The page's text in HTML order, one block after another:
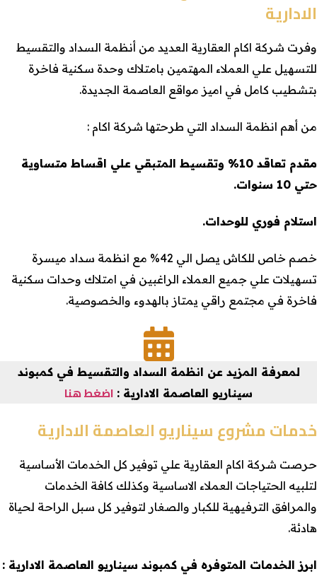
الادارية
وفرت شركة اكام العقارية العديد من أنظمة السداد والتقسيط
للتسهيل علي العملاء المهتمين بامتلاك وحدة سكنية فاخرة
بتشطيب كامل في اميز مواقع العاصمة الجديدة.
من أهم انظمة السداد التي طرحتها شركة اكام :
مقدم تعاقد 10% وتقسيط المتبقي علي اقساط متساوية
حتي 10 سنوات.
استلام فوري للوحدات.
خصم خاص للكاش يصل الي 42% مع انظمة سداد ميسرة
تسهيلات علي جميع العملاء الراغبين في امتلاك وحدات سكنية
فاخرة في مجتمع راقي يمتاز بالهدوء والخصوصية.
لمعرفة المزيد عن انظمة السداد والتقسيط في كمبوند
سيناريو العاصمة الادارية : اضغط هنا
خدمات مشروع سيناريو العاصمة الادارية
حرصت شركة اكام العقارية علي توفير كل الخدمات الأساسية
لتلبيه الحتياجات العملاء الاساسية وكذلك كافة الخدمات
والمرافق الترفيهية للكبار والصغار لتوفير كل سبل الراحة لحياة
هادئة.
ابرز الخدمات المتوفره في كمبوند سيناريو العاصمة الادارية :